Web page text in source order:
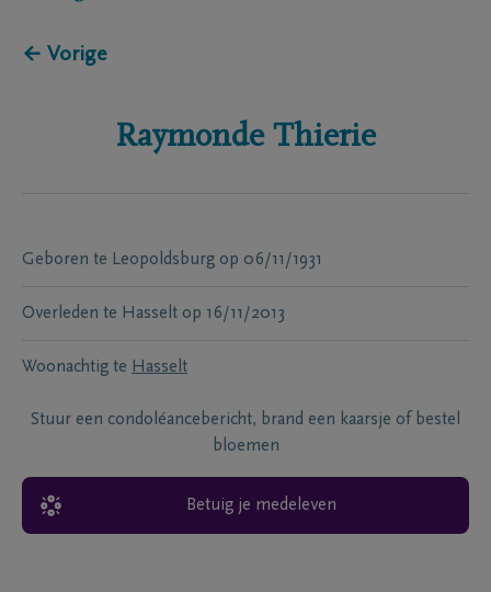
← Vorige
Raymonde Thierie
Geboren te Leopoldsburg op 06/11/1931
Overleden te Hasselt op 16/11/2013
Woonachtig te Hasselt
Stuur een condoléancebericht, brand een kaarsje of bestel
bloemen
Betuig je medeleven